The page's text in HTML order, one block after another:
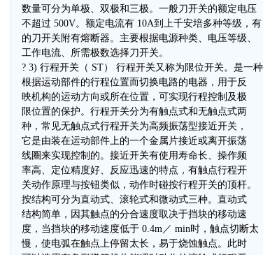
数量可分为单极、双极和三极。一般刀开关的额定电压
不超过 500V。额定电流有 10A到上千安培多种等级，有
的刀开关附有熔断器。主要根据电源种类、电压等级、
工作电流、所需极数选择刀开关。
? 3) 行程开关（ ST） 行程开关又称为限位开关。是一种
根据运动部件的行程位置而切换电路的电器，用于反
映机构的运动方向或所在位置，可实现行程控制及极
限位置的保护。行程开关分为有触点式和无触点式两
种，常见无触点式行程开关为高频振荡型接近开关，
它是由装在运动部件上的一个金属片接近或离开振荡
线圈来实现控制的。接近开关有使用寿命长、操作频
率高、定位精度好、反应迅速的特点，有触点行程开
关动作原理与按钮类似，动作时碰按行程开关的顶杆。
按结构可分为直动式、滚轮式和微动式三种。直动式
结构简单，因其触点的分合速度取决于挡块的移动速
度，当挡块的移动速度低于 0.4m／ min时，触点切断太
慢，使电弧在触点上停留太长，易于烧蚀触点。此时